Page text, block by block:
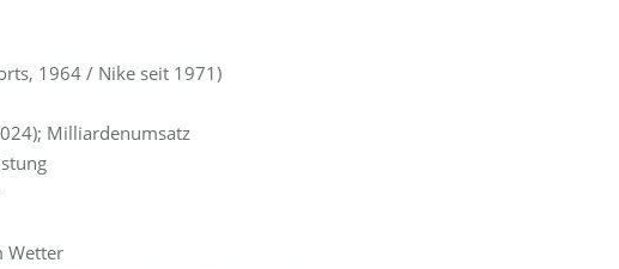
1964 / Nike seit 1971)
Milliardenumsatz
Wetter